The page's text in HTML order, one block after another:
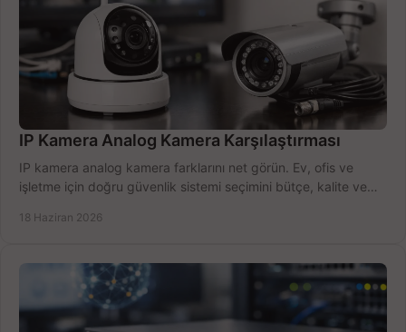
IP Kamera Analog Kamera Karşılaştırması
IP kamera analog kamera farklarını net görün. Ev, ofis ve
işletme için doğru güvenlik sistemi seçimini bütçe, kalite ve
18 Haziran 2026